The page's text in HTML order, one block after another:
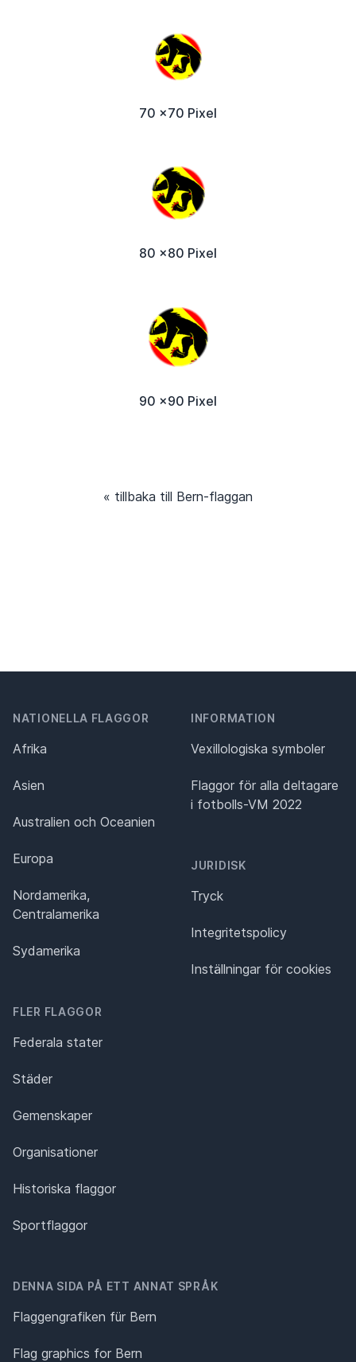
70 x70 Pixel
80 x80 Pixel
90 x90 Pixel
« tillbaka till Bern-flaggan
NATIONELLA FLAGGOR
Afrika
Asien
Australien och Oceanien
Europa
Nordamerika,
Centralamerika
Sydamerika
FLER FLAGGOR
Federala stater
Städer
Gemenskaper
Organisationer
Historiska flaggor
Sportflaggor
INFORMATION
Vexillologiska symboler
Flaggor för alla deltagare
i fotbolls-VM 2022
JURIDISK
Tryck
Integritetspolicy
Inställningar för cookies
DENNA SIDA PÅ ETT ANNAT SPRÅK
Flaggengrafiken für Bern
Flag graphics for Bern